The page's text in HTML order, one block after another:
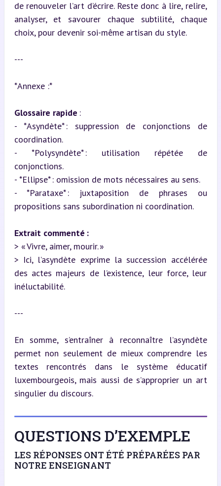
de renouveler l’art d’écrire. Reste donc à lire, relire,
analyser, et savourer chaque subtilité, chaque
choix, pour devenir soi-même artisan du style.
---
*Annexe :*
Glossaire rapide :
- *Asyndète* : suppression de conjonctions de
coordination.
- *Polysyndète* : utilisation répétée de
conjonctions.
- *Ellipse* : omission de mots nécessaires au sens.
- *Parataxe* : juxtaposition de phrases ou
propositions sans subordination ni coordination.
Extrait commenté :
> « Vivre, aimer, mourir. »
> Ici, l’asyndète exprime la succession accélérée
des actes majeurs de l’existence, leur force, leur
inéluctabilité.
---
En somme, s’entraîner à reconnaître l’asyndète
permet non seulement de mieux comprendre les
textes rencontrés dans le système éducatif
luxembourgeois, mais aussi de s’approprier un art
singulier du discours.
QUESTIONS D’EXEMPLE
LES RÉPONSES ONT ÉTÉ PRÉPARÉES PAR
NOTRE ENSEIGNANT